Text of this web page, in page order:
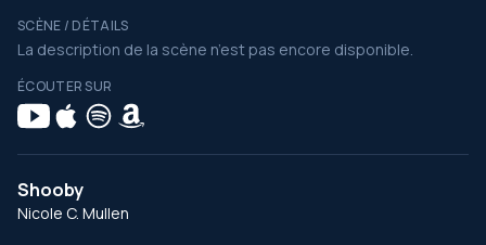
SCÈNE / DÉTAILS
La description de la scène n’est pas encore disponible.
ÉCOUTER SUR
Shooby
Nicole C. Mullen